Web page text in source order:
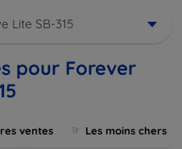
Lite SB-315
pour Forever
ventes Les moins chers